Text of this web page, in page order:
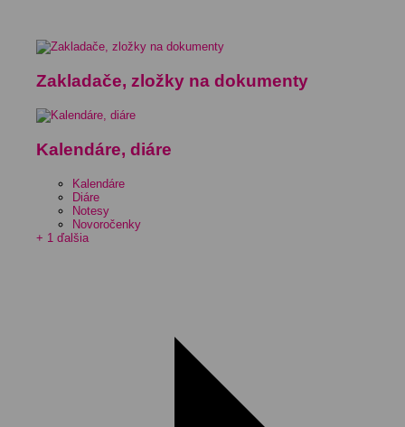
Zakladače, zložky na dokumenty
Kalendáre, diáre
Kalendáre
Diáre
Notesy
Novoročenky
+ 1 ďalšia